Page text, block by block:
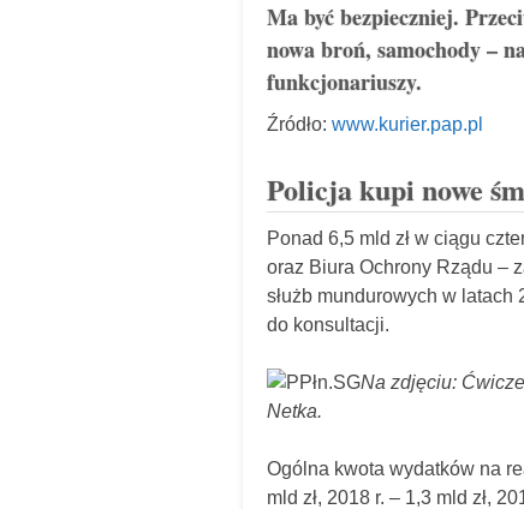
Ma być bezpieczniej.
nowa broń, samochody –
funkcjonariuszy.
Źródło: www.kurier.pap.pl
Policja kupi nowe
Ponad 6,5 mld zł w ciągu
oraz Biura Ochrony Rządu –
służb mundurowych w latach
do konsultacji.
Na zdjęciu:
Netka.
Ogólna kwota wydatków na
mld zł, 2018 r. – 1,3 mld zł,